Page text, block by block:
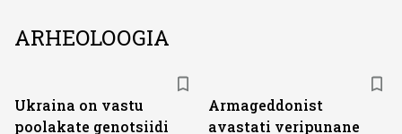
ARHEOLOOGIA
Ukraina on vastu
poolakate genotsiidi
Armageddonist
avastati veripunane